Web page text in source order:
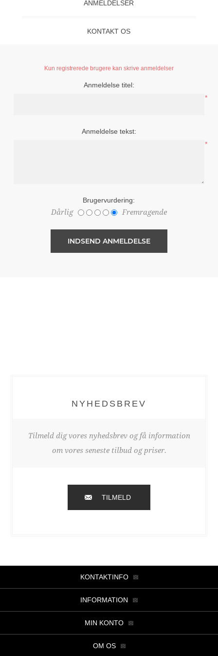
ANMELDELSER
KONTAKT OS
Kun registrerede brugere kan skrive anmeldelser
Anmeldelse titel:
*
Anmeldelse tekst:
*
Brugervurdering:
Dårlig Fremragende
NYHEDSBREV
Tilmeld dig vores nyhedsbrev og få information
om vores seneste tilbud og priser.
TILMELD
KONTAKTINFO
INFORMATION
MIN KONTO
OM OS